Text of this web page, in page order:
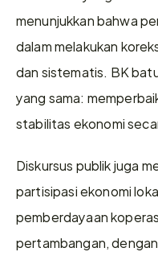
menunjukkan bahwa
dalam melakukan
dan sistematis. BK
yang sama:
stabilitas ekonomi
Diskursus publik juga
partisipasi ekonomi
pemberdayaan
pertambangan,